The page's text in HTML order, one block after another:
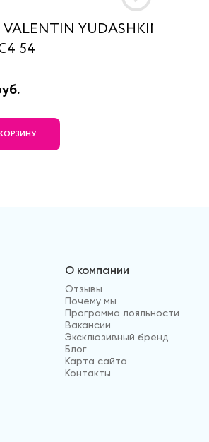
YUDASHKIN
54
О компании
Отзывы
Почему мы
Программа лояльности
Вакансии
Эксклюзивный бренд
Блог
Карта сайта
Контакты